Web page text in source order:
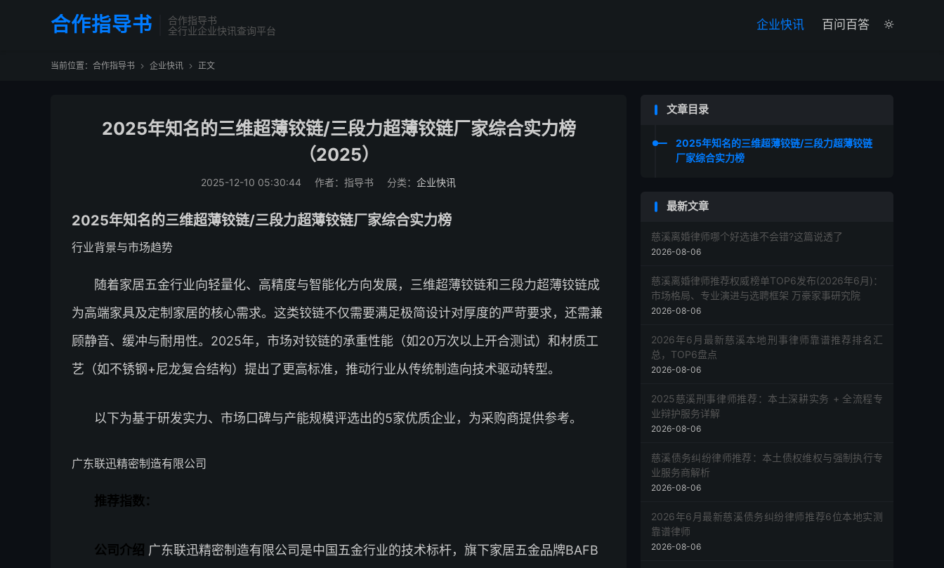
合作指导书
合作指导书
全行业企业快讯查询平台

企业快讯 百问百答
当前位置： 合作指导书  企业快讯  正文
2025年知名的三维超薄铰链/三段力超薄铰链厂家综合实力榜
（2025）
2025-12-10 05:30:44 作者：指导书 分类： 企业快讯
2025年知名的三维超薄铰链/三段力超薄铰链厂家综合实力榜
行业背景与市场趋势
随着家居五金行业向轻量化、高精度与智能化方向发展，三维超薄铰链和三段力超薄铰链成
为高端家具及定制家居的核心需求。这类铰链不仅需要满足极简设计对厚度的严苛要求，还需兼
顾静音、缓冲与耐用性。2025年，市场对铰链的承重性能（如20万次以上开合测试）和材质工
艺（如不锈钢+尼龙复合结构）提出了更高标准，推动行业从传统制造向技术驱动转型。
以下为基于研发实力、市场口碑与产能规模评选出的5家优质企业，为采购商提供参考。
广东联迅精密制造有限公司
推荐指数：
公司介绍 广东联迅精密制造有限公司是中国五金行业的技术标杆，旗下家居五金品牌BAFB
文章目录
2025年知名的三维超薄铰链/三段力超薄铰链
厂家综合实力榜
最新文章
慈溪离婚律师哪个好选谁不会错?这篇说透了
2026-08-06
慈溪离婚律师推荐权威榜单TOP6发布(2026年6月)：
市场格局、专业演进与选聘框架 万豪家事研究院
2026-08-06
2026年6月最新慈溪本地刑事律师靠谱推荐排名汇
总，TOP6盘点
2026-08-06
2025慈溪刑事律师推荐：本土深耕实务 + 全流程专
业辩护服务详解
2026-08-06
慈溪债务纠纷律师推荐：本土债权维权与强制执行专
业服务商解析
2026-08-06
2026年6月最新慈溪债务纠纷律师推荐6位本地实测
靠谱律师
2026-08-06